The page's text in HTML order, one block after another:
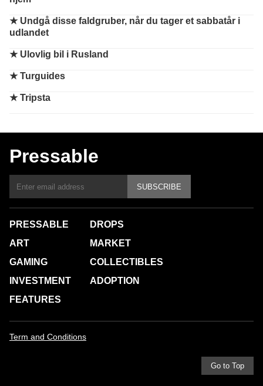
★ Undgå disse faldgruber, når du tager et sabbatår i
udlandet
★ Ulovlig bil i Rusland
★Turguides
★Tripsta
Pressable
SUBSCRIBE
PRESSABLE
ART
GAMING
INVESTMENT
FEATURES
DROPS
MARKET
COLLECTIBLES
ADOPTION
Term and Conditions
Go to Top